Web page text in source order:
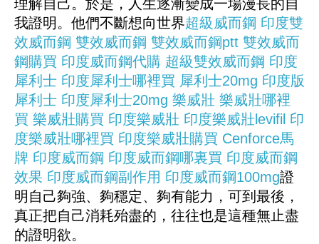
理解自己。於是，人生逐漸變成一場漫長的自
我證明。他們不斷想向世界超級威而鋼 印度雙
效威而鋼 雙效威而鋼 雙效威而鋼ptt 雙效威而
鋼購買 印度威而鋼代購 超級雙效威而鋼 印度
犀利士 印度犀利士哪裡買 犀利士20mg 印度版
犀利士 印度犀利士20mg 樂威壯 樂威壯哪裡
買 樂威壯購買 印度樂威壯 印度樂威壯levifil 印
度樂威壯哪裡買 印度樂威壯購買 Cenforce馬
牌 印度威而鋼 印度威而鋼哪裏買 印度威而鋼
效果 印度威而鋼副作用 印度威而鋼100mg證
明自己夠強、夠穩定、夠有能力，可到最後，
真正把自己消耗殆盡的，往往也是這種無止盡
的證明欲。